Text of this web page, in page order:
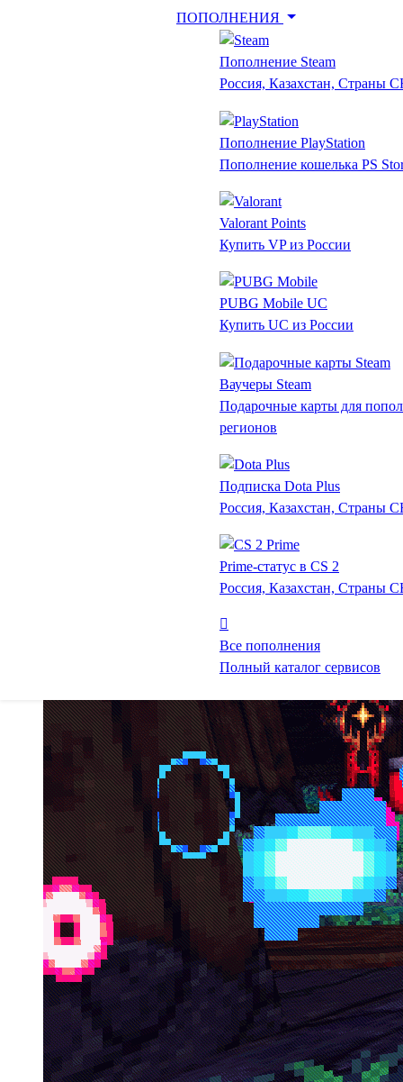
ПОПОЛНЕНИЯ
Пополнение Steam
Россия, Казахстан, Страны
Пополнение PlayStation
Пополнение кошелька PS
Valorant Points
Купить VP из России
PUBG Mobile UC
Купить UC из России
Ваучеры Steam
Подарочные карты для
регионов
Подписка Dota Plus
Россия, Казахстан, Страны
Prime-статус в CS 2
Россия, Казахстан, Страны
Все пополнения
Полный каталог сервисов